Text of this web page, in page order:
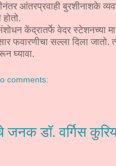
आंतरप्रवाही बुरशीनाशके
होतो.
संशोधन केंद्रातर्फे वेदर स्टेशनच्या
फवारणीचा सल्ला दिला जातो.
घ्यावा.
comments:
जनक डॉ. वर्गिस